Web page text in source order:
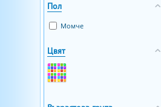
Пол
Момче
Цвят